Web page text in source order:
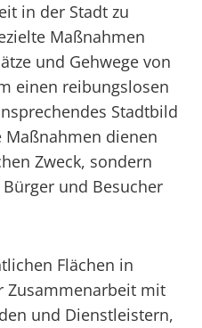
in der Stadt zu
Maßnahmen
und Gehwege von
einen reibungslosen
Stadtbild
Maßnahmen dienen
Zweck, sondern
und Besucher
Flächen in
Zusammenarbeit mit
und Dienstleistern,